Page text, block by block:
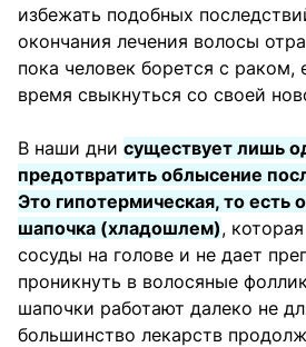
избежать подобных
окончания лечения волосы
пока человек борется с раком,
время свыкнуться со своей
В наши дни существует лишь
предотвратить облысение
Это гипотермическая, то
шапочка (хладошлем),
сосуды на голове и не дает
проникнуть в волосяные
шапочки работают далеко не
большинство лекарств